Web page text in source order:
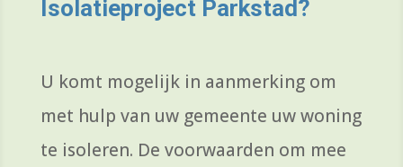
Isolatieproject Parkstad?
U komt mogelijk in aanmerking om
met hulp van uw gemeente uw woning
te isoleren. De voorwaarden om mee